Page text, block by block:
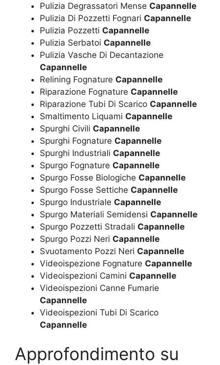
Pulizia Degrassatori Mense Capannelle
Pulizia Di Pozzetti Fognari Capannelle
Pulizia Pozzetti Capannelle
Pulizia Serbatoi Capannelle
Pulizia Vasche Di Decantazione
Capannelle
Relining Fognature Capannelle
Riparazione Fognature Capannelle
Riparazione Tubi Di Scarico Capannelle
Smaltimento Liquami Capannelle
Spurghi Civili Capannelle
Spurghi Fognature Capannelle
Spurghi Industriali Capannelle
Spurgo Fognature Capannelle
Spurgo Fosse Biologiche Capannelle
Spurgo Fosse Settiche Capannelle
Spurgo Industriale Capannelle
Spurgo Materiali Semidensi Capannelle
Spurgo Pozzetti Stradali Capannelle
Spurgo Pozzi Neri Capannelle
Svuotamento Pozzi Neri Capannelle
Videoispezione Fognature Capannelle
Videoispezioni Camini Capannelle
Videoispezioni Canne Fumarie
Capannelle
Videoispezioni Tubi Di Scarico
Capannelle
Approfondimento su